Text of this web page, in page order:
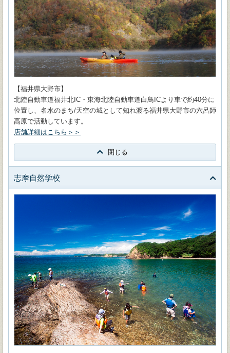
【福井県大野市】
北陸自動車道福井北IC・東海北陸自動車道白鳥ICより車で約40分に
位置し、名水のまち/天空の城として知れ渡る福井県大野市の六呂師
高原で活動しています。
店舗詳細はこちら＞＞
閉じる
志摩自然学校